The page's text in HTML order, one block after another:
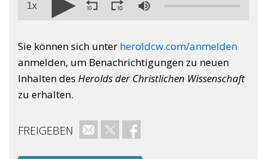
1x
Sie können sich unter heroldcw.com/anmelden
anmelden, um Benachrichtigungen zu neuen
Inhalten des Herolds der Christlichen Wissenschaft
zu erhalten.
FREIGEBEN E-MailTwitterFacebook